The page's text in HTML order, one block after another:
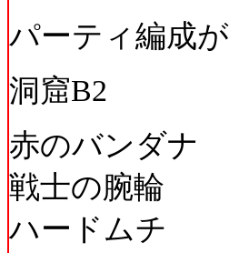
パーティ編成
洞窟B2
赤のバンダナ
戦士の腕輪
ハードムチ